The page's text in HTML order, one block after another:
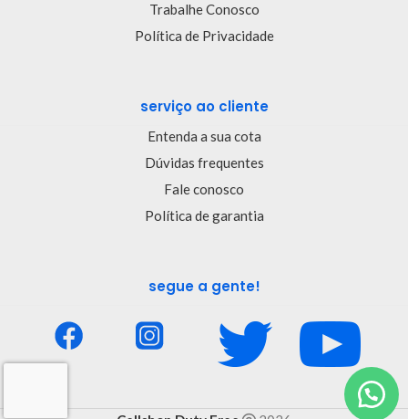
Trabalhe Conosco
Política de Privacidade
serviço ao cliente
Entenda a sua cota
Dúvidas frequentes
Fale conosco
Política de garantia
segue a gente!